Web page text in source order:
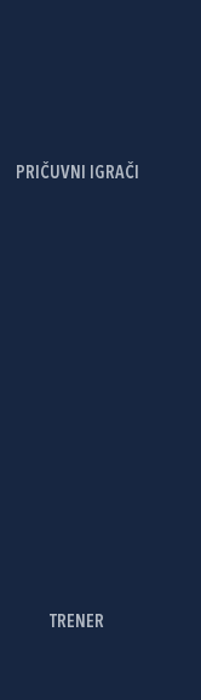
PRIČUVNI IGRAČI
TRENER